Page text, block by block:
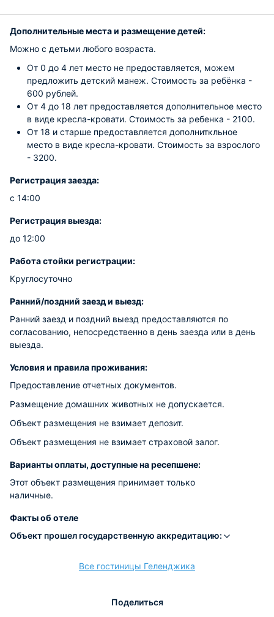
Дополнительные места и размещение детей:
Можно с детьми любого возраста.
От 0 до 4 лет место не предоставляется, можем
предложить детский манеж. Стоимость за ребёнка -
600 рублей.
От 4 до 18 лет предоставляется дополнительное место
в виде кресла-кровати. Стоимость за ребенка - 2100.
От 18 и старше предоставляется дополниткльное
место в виде кресла-кровати. Стоимость за взрослого
- 3200.
Регистрация заезда:
с 14:00
Регистрация выезда:
до 12:00
Работа стойки регистрации:
Круглосуточно
Ранний/поздний заезд и выезд:
Ранний заезд и поздний выезд предоставляются по
согласованию, непосредственно в день заезда или в день
выезда.
Условия и правила проживания:
Предоставление отчетных документов.
Размещение домашних животных не допускается.
Объект размещения не взимает депозит.
Объект размещения не взимает страховой залог.
Варианты оплаты, доступные на ресепшене:
Этот объект размещения принимает только
наличные.
Факты об отеле
Объект прошел государственную аккредитацию:
Все гостиницы Геленджика
Поделиться